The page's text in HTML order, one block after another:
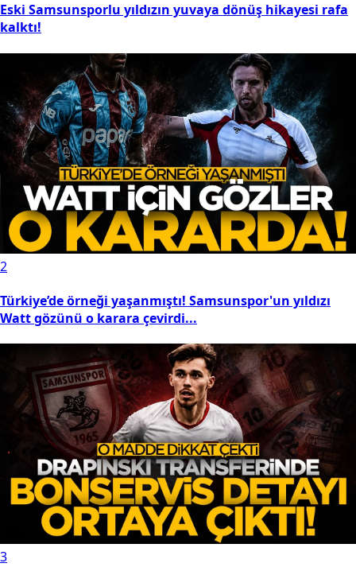
Eski Samsunsporlu yıldızın yuvaya dönüş hikayesi rafa
kalktı!
2
Türkiye’de örneği yaşanmıştı! Samsunspor'un yıldızı
Watt gözünü o karara çevirdi...
3